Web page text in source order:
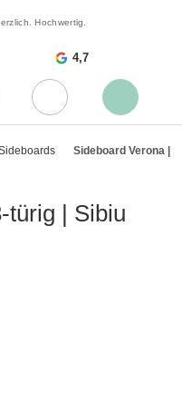
Hochwertig.
4,7
Sideboard Verona |
türig | Sibiu